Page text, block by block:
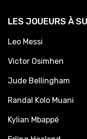
LES JOUEURS À
Leo Messi
Victor Osimhen
Jude Bellingham
Randal Kolo Muani
Kylian Mbappé